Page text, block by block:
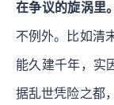
在争议的旋涡里。
不例外。比如清
能久建千年，实
据乱世凭险之都